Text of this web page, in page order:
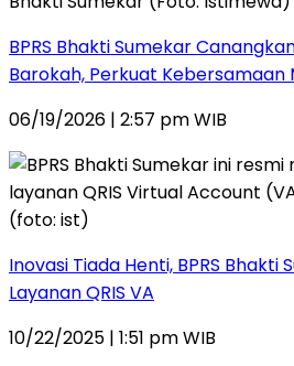
BPRS Bhakti Sumekar
Barokah, Perkuat Kebersamaan
06/19/2026 | 2:57 pm WIB
Inovasi Tiada Henti, BPRS Bhakti
Layanan QRIS VA
10/22/2025 | 1:51 pm WIB